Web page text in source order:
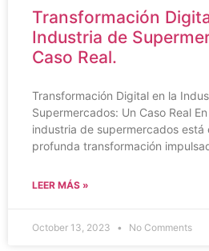
Transformación
Industria de
Caso Real.
Transformación Digital en la
Supermercados: Un Caso Real
industria de supermercados está
profunda transformación
LEER MÁS »
October 13, 2023 No Comments